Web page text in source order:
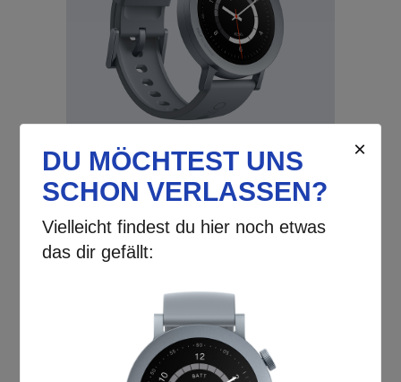
Stellen Sie sich vor, wie motivierend es
ist, wenn einintelligenter PartnerSie
durch den Tag begleitet: Die
sportlichen Erfolge zu steigern
Gesundheit zu schützen
gleichzeitig mit Ihremsozialen Umfeld
in Verbindung zu bleiben. Das